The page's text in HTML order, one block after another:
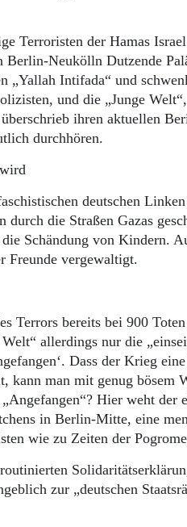
Terroristen der Hamas
Neukölln Dutzende
Intifada“ und
und die „Junge
ihren aktuellen
durchhören.
deutschen
die Straßen Gazas
Schändung von Kindern.
Freunde vergewaltigt.
Terrors bereits bei 900
allerdings nur die
Dass der Krieg
kann man mit genug bösem
Hier weht der
in Berlin-Mitte, eine
wie zu Zeiten der
zur „deutschen